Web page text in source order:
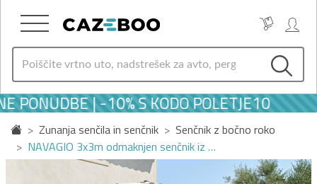
| -10% S KODO POLETJE10
Zunanja senčila in senčnik
Senčnik z bočno roko
NAVAGIO 3x3m odmaknjen senčnik iz …